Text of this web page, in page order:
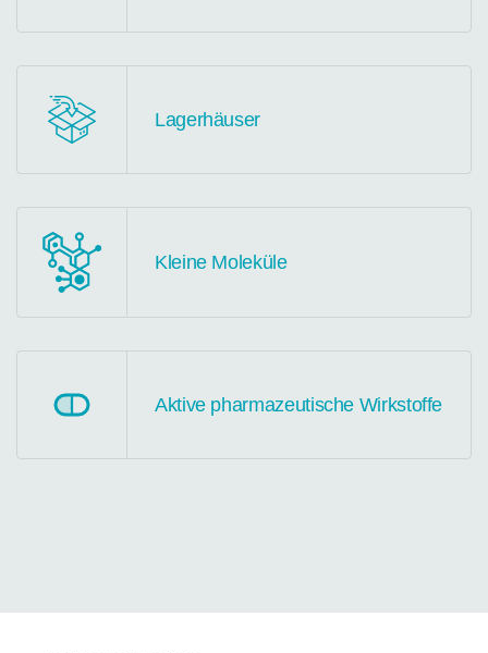
Lagerhäuser
Kleine Moleküle
Aktive pharmazeutische Wirkstoffe